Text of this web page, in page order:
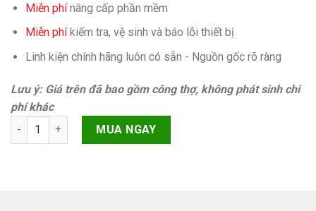
Miễn phínâng cấp phần mềm
Miễn phíkiếm tra, vệ sinh và báo lỗi thiết bị
Linh kiện chính hãng luôn có sẵn - Nguồn gốc rõ ràng
Lưu ý: Giá trên đã bao gồm công thợ, không phát sinh chi
phí khác
Kính cảm ứng iPhone 17e quantity
MUA NGAY